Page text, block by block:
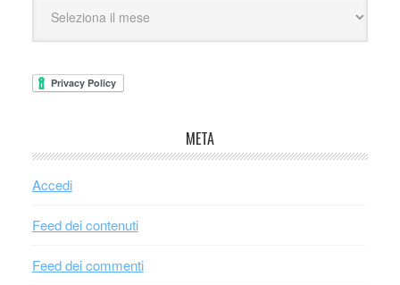
META
Accedi
Feed dei contenuti
Feed dei commenti